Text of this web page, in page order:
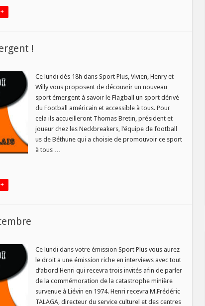
!
Ce lundi dès 18h dans Sport Plus, Vivien, Henry et
Willy vous proposent de découvrir un nouveau
sport émergent à savoir le Flagball un sport dérivé
du Football américain et accessible à tous. Pour
cela ils accueilleront Thomas Bretin, président et
joueur chez les Neckbreakers, l’équipe de football
us de Béthune qui a choisie de promouvoir ce sport
à tous …
Ce lundi dans votre émission Sport Plus vous aurez
le droit a une émission riche en interviews avec tout
d’abord Henri qui recevra trois invités afin de parler
de la commémoration de la catastrophe minière
survenue à Liévin en 1974. Henri recevra M.Frédéric
TALAGA, directeur du service culturel et des centres